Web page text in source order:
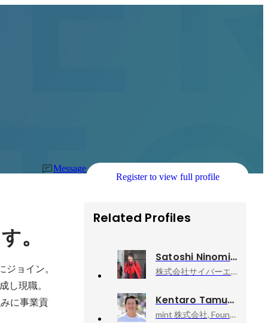
Message
Register to view full profile
。
ョイン。
し現職。
に事業貢
Related Profiles
Satoshi Ninomiya
株式会社サイバーエージェント, UIデザイナー
Kentaro Tamura
mint 株式会社, Founder & Ceo